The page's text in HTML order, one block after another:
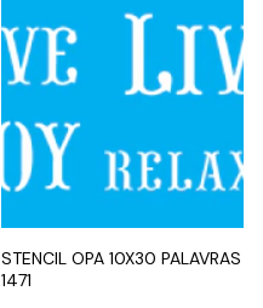
STENCIL OPA 10X30 PALAVRAS
1471